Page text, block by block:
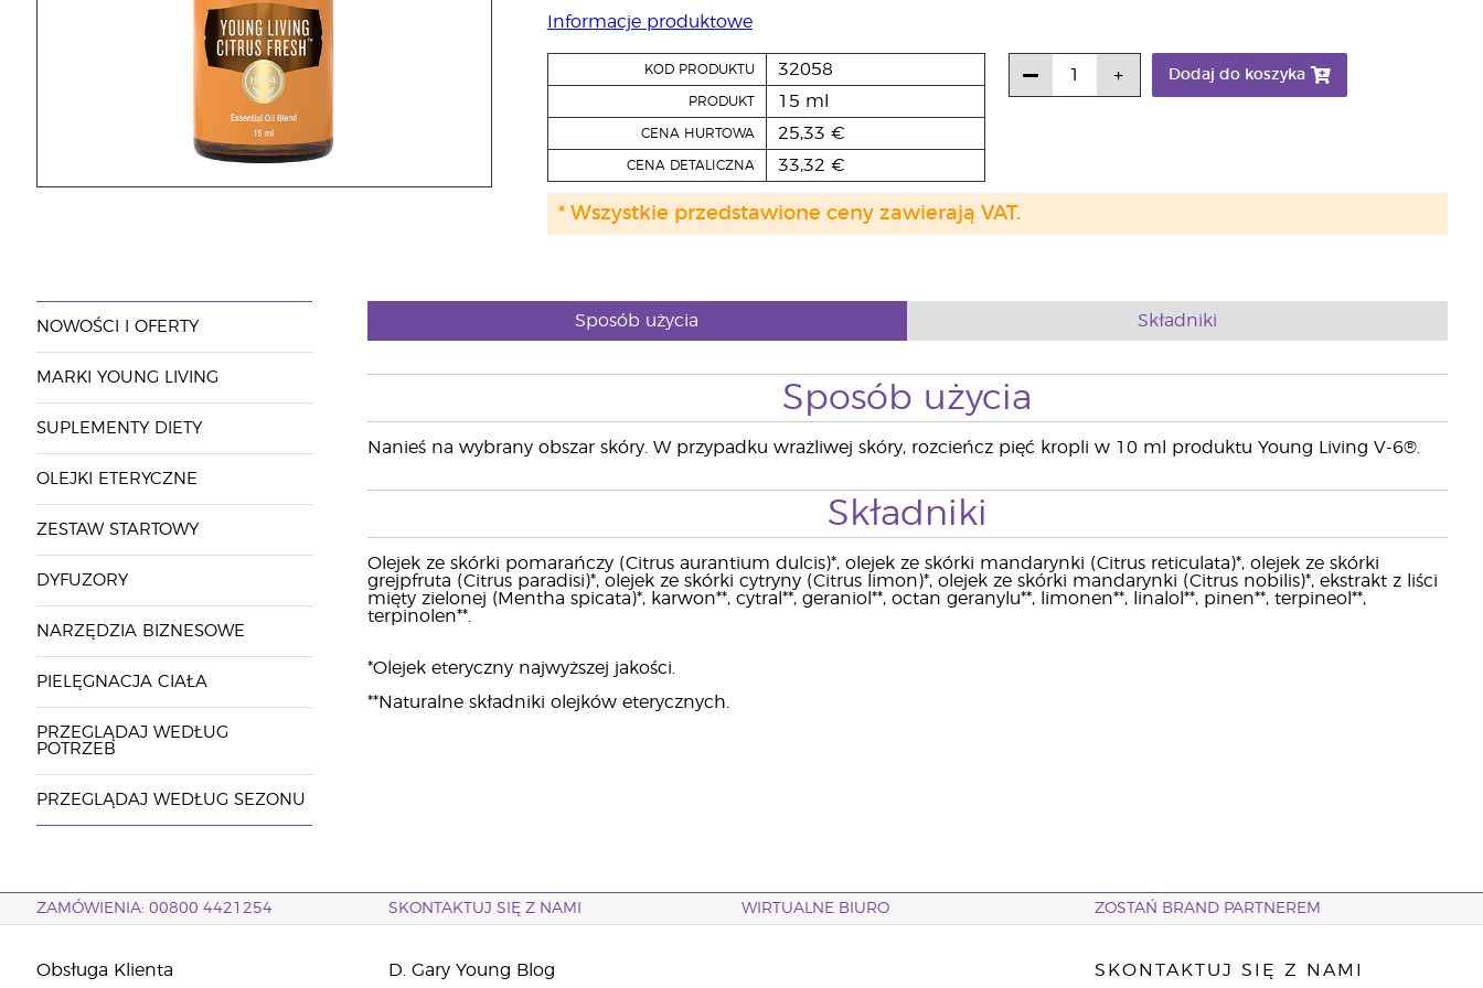
Informacje produktowe
KOD PRODUKTU 32058
PRODUKT 15 ml
CENA HURTOWA 25,33 €
CENA DETALICZNA 33,32 €
Dodaj do koszyka
* Wszystkie przedstawione ceny zawierają VAT.
NOWOŚCI I OFERTY
MARKI YOUNG LIVING
SUPLEMENTY DIETY
OLEJKI ETERYCZNE
ZESTAW STARTOWY
DYFUZORY
NARZĘDZIA BIZNESOWE
PIELĘGNACJA CIAŁA
PRZEGLĄDAJ WEDŁUG
POTRZEB
PRZEGLĄDAJ WEDŁUG SEZONU
Sposób użycia Składniki
Sposób użycia
Nanieś na wybrany obszar skóry. W przypadku wrażliwej skóry, rozcieńcz pięć kropli w 10 ml produktu Young Living V-6®.
Składniki
Olejek ze skórki pomarańczy (Citrus aurantium dulcis)*, olejek ze skórki mandarynki (Citrus reticulata)*, olejek ze skórki
grejpfruta (Citrus paradisi)*, olejek ze skórki cytryny (Citrus limon)*, olejek ze skórki mandarynki (Citrus nobilis)*, ekstrakt z liści
mięty zielonej (Mentha spicata)*, karwon**, cytral**, geraniol**, octan geranylu**, limonen**, linalol**, pinen**, terpineol**,
terpinolen**.
*Olejek eteryczny najwyższej jakości.
**Naturalne składniki olejków eterycznych.
ZAMÓWIENIA: 00800 4421254 SKONTAKTUJ SIĘ Z NAMI WIRTUALNE BIURO ZOSTAŃ BRAND PARTNEREM
Obsługa Klienta D. Gary Young Blog SKONTAKTUJ SIĘ Z NAMI